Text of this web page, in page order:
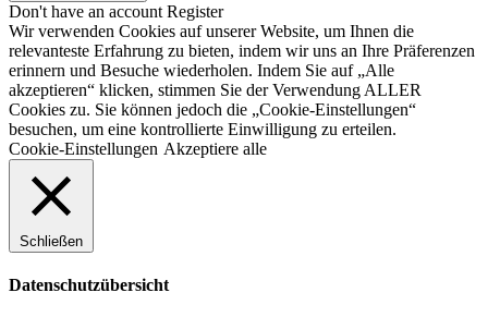
Don't have an account Register
Wir verwenden Cookies auf unserer Website, um Ihnen die
relevanteste Erfahrung zu bieten, indem wir uns an Ihre Präferenzen
erinnern und Besuche wiederholen. Indem Sie auf „Alle
akzeptieren“ klicken, stimmen Sie der Verwendung ALLER
Cookies zu. Sie können jedoch die „Cookie-Einstellungen“
besuchen, um eine kontrollierte Einwilligung zu erteilen.
Cookie-Einstellungen Akzeptiere alle
Schließen
Datenschutzübersicht